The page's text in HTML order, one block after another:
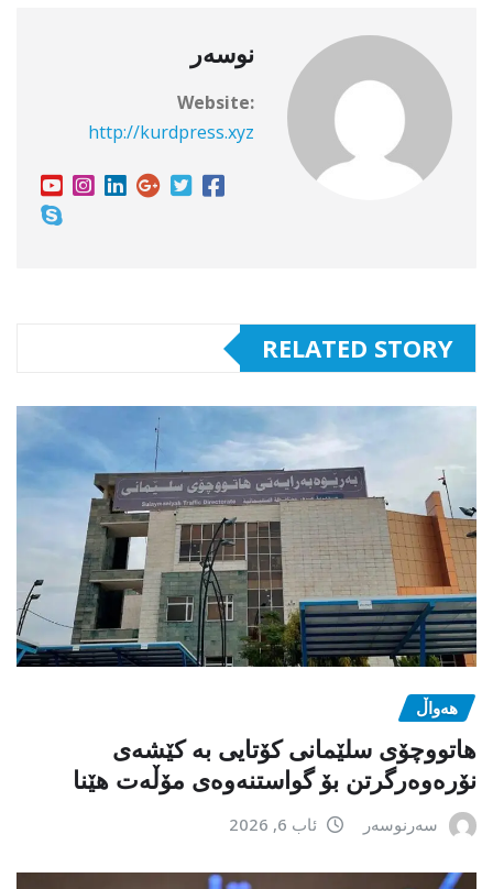
نوسەر
Website:
http://kurdpress.xyz
RELATED STORY
هەواڵ
هاتووچۆی سلێمانی کۆتایی بە کێشەی
نۆرەوەرگرتن بۆ گواستنەوەی مۆڵەت هێنا
سەرنوسەر ئاب 6, 2026